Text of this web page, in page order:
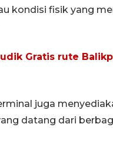
kondisi fisik yang
Gratis rute
juga
datang dari